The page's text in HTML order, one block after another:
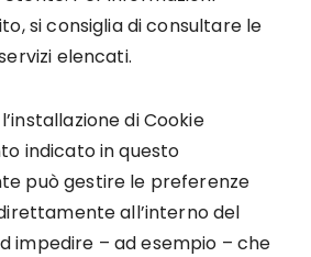
si consiglia di consultare le
elencati.
di Cookie
indicato in questo
può gestire le preferenze
all’interno del
impedire – ad esempio – che